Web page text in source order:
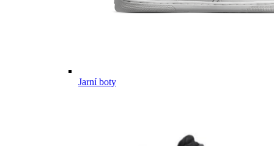
Jarní boty